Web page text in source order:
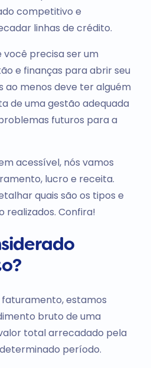
competitivo e
linhas de crédito.
você precisa ser um
e finanças para abrir seu
ao menos deve ter alguém
de uma gestão adequada
futuros para a
acessível, nós vamos
lucro e receita.
quais são os tipos e
realizados. Confira!
estamos
bruto de uma
total arrecadado pela
período.